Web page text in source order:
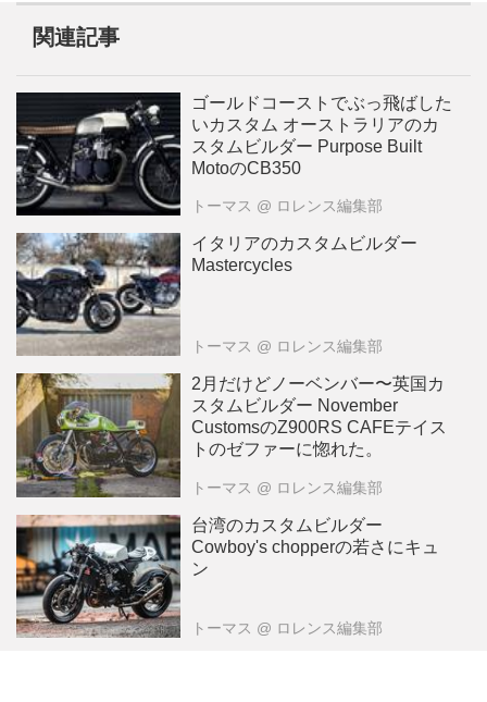
関連記事
ゴールドコーストでぶっ飛ばした
いカスタム オーストラリアのカ
スタムビルダー Purpose Built
MotoのCB350
トーマス @ ロレンス編集部
イタリアのカスタムビルダー
Mastercycles
トーマス @ ロレンス編集部
2月だけどノーベンバー〜英国カ
スタムビルダー November
CustomsのZ900RS CAFEテイス
トのゼファーに惚れた。
トーマス @ ロレンス編集部
台湾のカスタムビルダー
Cowboy's chopperの若さにキュ
ン
トーマス @ ロレンス編集部